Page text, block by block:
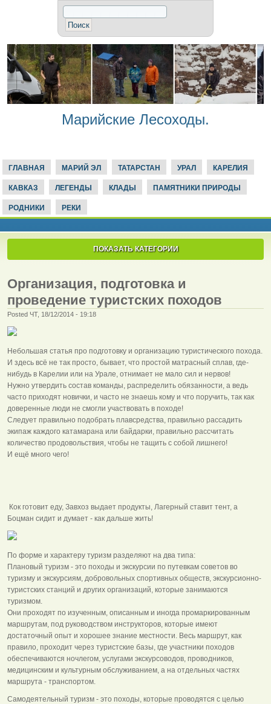
Марийские Лесоходы.
ГЛАВНАЯ МАРИЙ ЭЛ ТАТАРСТАН УРАЛ КАРЕЛИЯ
КАВКАЗ ЛЕГЕНДЫ КЛАДЫ ПАМЯТНИКИ ПРИРОДЫ
РОДНИКИ РЕКИ
ПОКАЗАТЬ КАТЕГОРИИ
Организация, подготовка и
проведение туристских походов
Posted ЧТ, 18/12/2014 - 19:18
Небольшая статья про подготовку и организацию туристического похода.
И здесь всё не так просто, бывает, что простой матрасный сплав, где-
нибудь в Карелии или на Урале, отнимает не мало сил и нервов!
Нужно утвердить состав команды, распределить обязанности, а ведь
часто приходят новички, и часто не знаешь кому и что поручить, так как
доверенные люди не смогли участвовать в походе!
Следует правильно подобрать плавсредства, правильно рассадить
экипаж каждого катамарана или байдарки, правильно рассчитать
количество продовольствия, чтобы не тащить с собой лишнего!
И ещё много чего!
Кок готовит еду, Завхоз выдает продукты, Лагерный ставит тент, а
Боцман сидит и думает - как дальше жить!
По форме и характеру туризм разделяют на два типа:
Плановый туризм - это походы и экскурсии по путевкам советов во
туризму и экскурсиям, добровольных спортивных обществ, экскурсионно-
туристских станций и других организаций, которые занимаются
туризмом.
Они проходят по изученным, описанным и иногда промаркированным
маршрутам, под руководством инструкторов, которые имеют
достаточный опыт и хорошее знание местности. Весь маршрут, как
правило, проходит через туристские базы, где участники походов
обеспечиваются ночлегом, услугами экскурсоводов, проводников,
медицинским и культурным обслуживанием, а на отдельных частях
маршрута - транспортом.
Самодеятельный туризм - это походы, которые проводятся с целью